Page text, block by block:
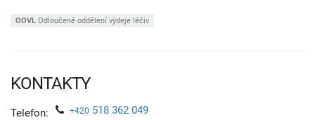
OOVL Odloučené oddělení výdeje léčiv
KONTAKTY
Telefon: +420 518 362 049